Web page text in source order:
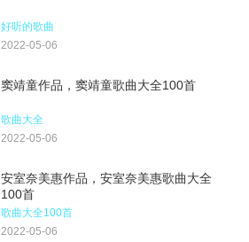
好听的歌曲
2022-05-06
窦靖童作品，窦靖童歌曲大全100首
歌曲大全
2022-05-06
安室奈美惠作品，安室奈美惠歌曲大全
100首
歌曲大全100首
2022-05-06